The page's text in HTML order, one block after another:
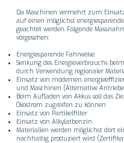
Da Maschinen vermehrt zum
auf einen möglichst
geachtet werden. Folgende
vorgesehen:
Energiesparende Fahrweise
Senkung des Energieverbrauchs
durch Verwendung regionaler
Einsatz von modernen,
und Maschinen (Alternative
Beim Aufladen von Akkus soll das
Ökostrom zugreifen zu können
Einsatz von Partikelfilter
Einsatz von Alkylatbenzin
Materialien werden möglichst dort
nachhaltig produziert wird